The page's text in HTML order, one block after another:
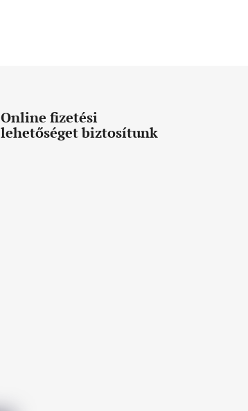
Online fizetési
lehetőséget biztosítunk